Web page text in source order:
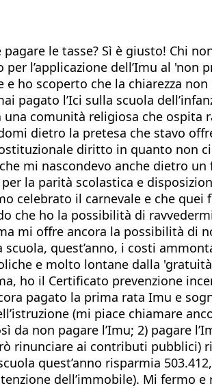
le tasse? Sì è giusto! Chi
l’applicazione dell’Imu al
ho scoperto che la chiarezza
pagato l’Ici sulla scuola
una comunità religiosa che
dietro la pretesa che stavo
diritto in quanto non
mi nascondevo anche dietro
la parità scolastica e
celebrato il carnevale e che
che ho la possibilità di
mi offre ancora la possibilità di
quest’anno, i costi
e molto lontane dalla
ho il Certificato prevenzione
pagato la prima rata Imu e
(mi piace chiamare
da non pagare l’Imu; 2) pagare
rinunciare ai contributi
quest’anno risparmia
dell’immobile). Mi fermo e